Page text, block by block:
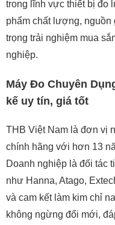
trong lĩnh vực thiết bị đo
phẩm chất lượng, nguồn
trọng trải nghiệm mua
nghiệp.
Máy Đo Chuyên
kế uy tín, giá tốt
THB Việt Nam là đơn vị
chính hãng với hơn 13
Doanh nghiệp là đối tác
như Hanna, Atago,
và cam kết làm kim chỉ
không ngừng đổi mới,